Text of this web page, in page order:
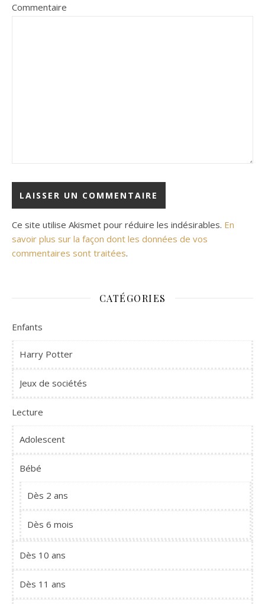
Commentaire
Ce site utilise Akismet pour réduire les indésirables. En
savoir plus sur la façon dont les données de vos
commentaires sont traitées.
CATÉGORIES
Enfants
Harry Potter
Jeux de sociétés
Lecture
Adolescent
Bébé
Dès 2 ans
Dès 6 mois
Dès 10 ans
Dès 11 ans